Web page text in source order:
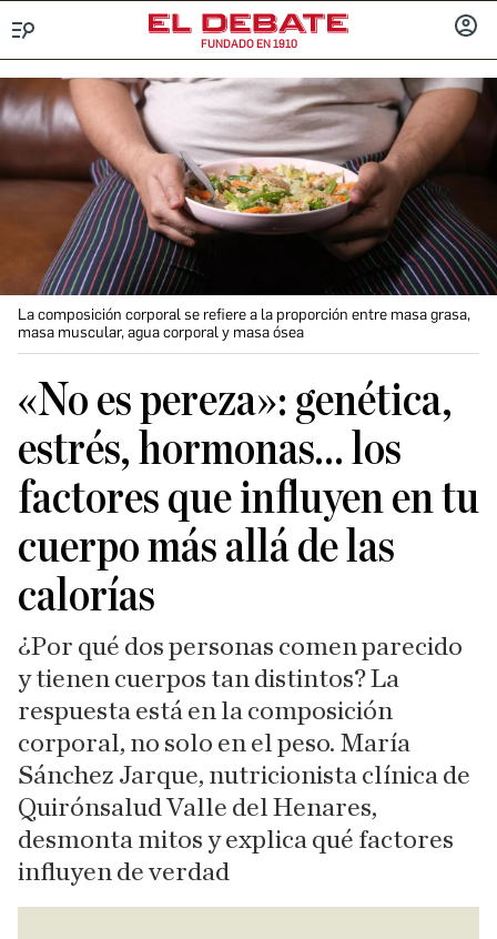
FUNDADO EN 1910
La composición corporal se refiere a la proporción entre masa grasa,
masa muscular, agua corporal y masa ósea
«No es pereza»: genética,
estrés, hormonas… los
factores que influyen en tu
cuerpo más allá de las
calorías
¿Por qué dos personas comen parecido
y tienen cuerpos tan distintos? La
respuesta está en la composición
corporal, no solo en el peso. María
Sánchez Jarque, nutricionista clínica de
Quirónsalud Valle del Henares,
desmonta mitos y explica qué factores
influyen de verdad